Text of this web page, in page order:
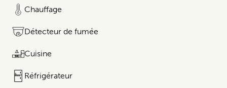
Chauffage
Détecteur de fumée
Cuisine
Réfrigérateur​​​‌ ‍ ​‍​‍‌‍ ‌ ​‍‌‍‍‌‌‍‌ ‌‍‍‌‌‍ ‍​‍​‍​‍​‍‌ ​ ‌‍​‌‌‍ ‌‍‌‍‌‌ ‌​‌ ‍‌​‍ ‍‌‍‌‌‍ ​‍​‍​‍ ‌‍‍​‌ ​‍‌‍‌‌‌‍‌‍​‍​‍​ ‍‍​‍​‍​‍ ‌ ​ ‌ ‌​‌ ‌‌‌‍‌​‌‍‍‌‌‍ ​‍ ‌‍‍‌‌‍ ‍‌ ‌​‌‍‌‌‌‍ ‍‌ ‌​​‍ ‌‍‌‌‌‍‌​‌‍‍‌‌ ‌​​‍ ‌‍ ‌‌‍ ‌‍‌​‌‍‌‌​ ‌‌ ​​‌ ​‍‌‍‌‌‌ ​ ‌‍‌‌‌‍ ‌​‌‍​‌‌ ‌​‌‍‍‌‌‍ ‌‍ ‍​ ‍ ‌‍‍‌‌‍‌​​ ‌​ ‌ ​ ​ ​ ​‌​ ​‌​ ‍‌​ ​‍​ ​‍​ ​ ​‍ ‌​ ‌‍​ ‌‍​ ​ ‌‍‌‌​‍ ‌​ ‌​​ ​ ‌‍​ ​ ‌‍​‍ ‌‌‍‌​ ​ ‌‍‌‌‌‍‌‍​ ​‍​‍ ‌​ ‌​ ​ ‌‌​ ​ ‌‍​‍​‍ ‌‌‍​‌‍​ ​ ‌‍‌‍​‌​‍ ‌‌‍​‍​ ​ ‌‍​‌‌‍​‌​ ‍​​ ​ ​ ​‍​ ‌‍​‌‌‍​ ​ ‌​​ ‍​​‍‌‍‌ ‌​‌ ‍‌‌ ​​‌‍‌‌​ ‌‌‍​‌‌‍ ‌‌‍‌‌‌‍ ‌‍‌‌ ‌​‌ ‍‌​‍‌‍‌ ​​‌‍​‌‌ ‌​‌‍‍​​ ‌‌ ‌​‌‍‍‌‌ ‌​‌‍ ​‌‍‌‌​‍​‍‌ ‌